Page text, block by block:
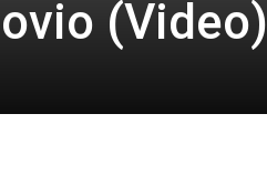
(Video)